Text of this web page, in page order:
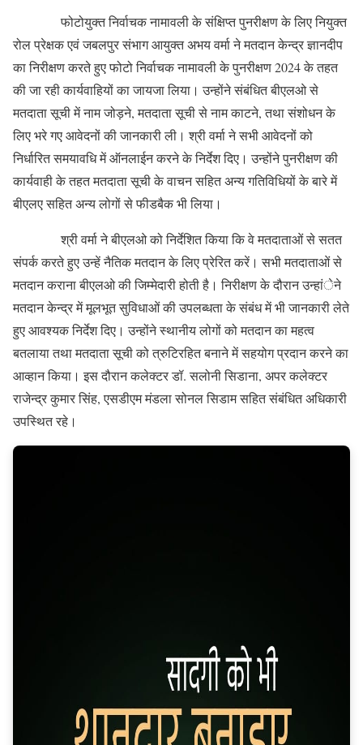
फोटोयुक्त निर्वाचक नामावली के संक्षिप्त पुनरीक्षण के लिए नियुक्त
रोल प्रेक्षक एवं जबलपुर संभाग आयुक्त अभय वर्मा ने मतदान केन्द्र ज्ञानदीप
का निरीक्षण करते हुए फोटो निर्वाचक नामावली के पुनरीक्षण 2024 के तहत
की जा रही कार्यवाहियों का जायजा लिया। उन्होंने संबंधित बीएलओ से
मतदाता सूची में नाम जोड़ने, मतदाता सूची से नाम काटने, तथा संशोधन के
लिए भरे गए आवेदनों की जानकारी ली। श्री वर्मा ने सभी आवेदनों को
निर्धारित समयावधि में ऑनलाईन करने के निर्देश दिए। उन्होंने पुनरीक्षण की
कार्यवाही के तहत मतदाता सूची के वाचन सहित अन्य गतिविधियों के बारे में
बीएलए सहित अन्य लोगों से फीडबैक भी लिया।
श्री वर्मा ने बीएलओ को निर्देशित किया कि वे मतदाताओं से सतत
संपर्क करते हुए उन्हें नैतिक मतदान के लिए प्रेरित करें। सभी मतदाताओं से
मतदान कराना बीएलओ की जिम्मेदारी होती है। निरीक्षण के दौरान उन्हांेने
मतदान केन्द्र में मूलभूत सुविधाओं की उपलब्धता के संबंध में भी जानकारी लेते
हुए आवश्यक निर्देश दिए। उन्होंने स्थानीय लोगों को मतदान का महत्व
बतलाया तथा मतदाता सूची को त्रुटिरहित बनाने में सहयोग प्रदान करने का
आव्हान किया। इस दौरान कलेक्टर डॉ. सलोनी सिडाना, अपर कलेक्टर
राजेन्द्र कुमार सिंह, एसडीएम मंडला सोनल सिडाम सहित संबंधित अधिकारी
उपस्थित रहे।